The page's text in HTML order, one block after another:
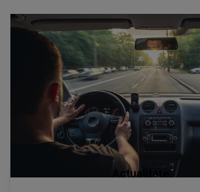
Actualitate